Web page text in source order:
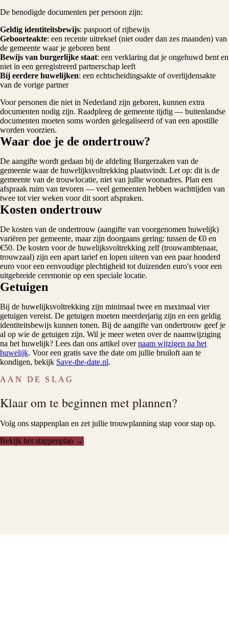
De benodigde documenten per persoon zijn:
Geldig identiteitsbewijs: paspoort of rijbewijs
Geboorteakte: een recente uitreksel (niet ouder dan zes maanden) van
de gemeente waar je geboren bent
Bewijs van burgerlijke staat: een verklaring dat je ongehuwd bent en
niet in een geregistreerd partnerschap leeft
Bij eerdere huwelijken: een echtscheidingsakte of overlijdensakte
van de vorige partner
Voor personen die niet in Nederland zijn geboren, kunnen extra
documenten nodig zijn. Raadpleeg de gemeente tijdig — buitenlandse
documenten moeten soms worden gelegaliseerd of van een apostille
worden voorzien.
Waar doe je de ondertrouw?
De aangifte wordt gedaan bij de afdeling Burgerzaken van de
gemeente waar de huwelijksvoltrekking plaatsvindt. Let op: dit is de
gemeente van de trouwlocatie, niet van jullie woonadres. Plan een
afspraak ruim van tevoren — veel gemeenten hebben wachttijden van
twee tot vier weken voor dit soort afspraken.
Kosten ondertrouw
De kosten van de ondertrouw (aangifte van voorgenomen huwelijk)
variëren per gemeente, maar zijn doorgaans gering: tussen de €0 en
€50. De kosten voor de huwelijksvoltrekking zelf (trouwambtenaar,
trouwzaal) zijn een apart tarief en lopen uiteen van een paar honderd
euro voor een eenvoudige plechtigheid tot duizenden euro's voor een
uitgebreide ceremonie op een speciale locatie.
Getuigen
Bij de huwelijksvoltrekking zijn minimaal twee en maximaal vier
getuigen vereist. De getuigen moeten meerderjarig zijn en een geldig
identiteitsbewijs kunnen tonen. Bij de aangifte van ondertrouw geef je
al op wie de getuigen zijn. Wil je meer weten over de naamwijziging
na het huwelijk? Lees dan ons artikel overnaam wijzigen na het
huwelijk. Voor een gratis save the date om jullie bruiloft aan te
kondigen, bekijk Save-the-date.nl.
AAN DE SLAG
Klaar om te beginnen met plannen?
Volg ons stappenplan en zet jullie trouwplanning stap voor stap op.
Bekijk het stappenplan →